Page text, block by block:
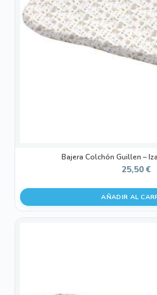
Bajera Colchón Guillen –
25,50 €
AÑADIR AL